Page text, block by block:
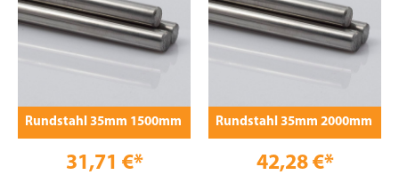
Rundstahl 35mm 1500mm
31,71 €*
Rundstahl 35mm 2000mm
42,28 €*